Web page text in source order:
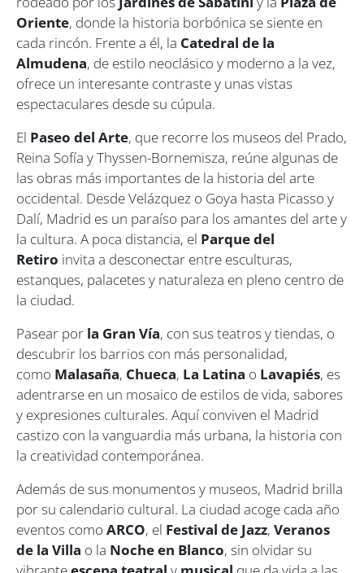
Oriente, donde la historia borbónica se siente en
cada rincón. Frente a él, la Catedral de la
Almudena, de estilo neoclásico y moderno a la vez,
ofrece un interesante contraste y unas vistas
espectaculares desde su cúpula.
El Paseo del Arte, que recorre los museos del Prado,
Reina Sofía y Thyssen-Bornemisza, reúne algunas de
las obras más importantes de la historia del arte
occidental. Desde Velázquez o Goya hasta Picasso y
Dalí, Madrid es un paraíso para los amantes del arte y
la cultura. A poca distancia, el Parque del
Retiro invita a desconectar entre esculturas,
estanques, palacetes y naturaleza en pleno centro de
la ciudad.
Pasear por la Gran Vía, con sus teatros y tiendas, o
descubrir los barrios con más personalidad,
como Malasaña, Chueca, La Latina o Lavapiés, es
adentrarse en un mosaico de estilos de vida, sabores
y expresiones culturales. Aquí conviven el Madrid
castizo con la vanguardia más urbana, la historia con
la creatividad contemporánea.
Además de sus monumentos y museos, Madrid brilla
por su calendario cultural. La ciudad acoge cada año
eventos como ARCO, el Festival de Jazz, Veranos
de la Villa o la Noche en Blanco, sin olvidar su